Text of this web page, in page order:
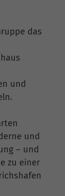
das
und
und
– und
zu einer